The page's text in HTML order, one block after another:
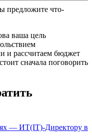
предложите что-
ваша цель
и рассчитаем бюджет
сначала поговорить
— ИТ(IT)-Директору в